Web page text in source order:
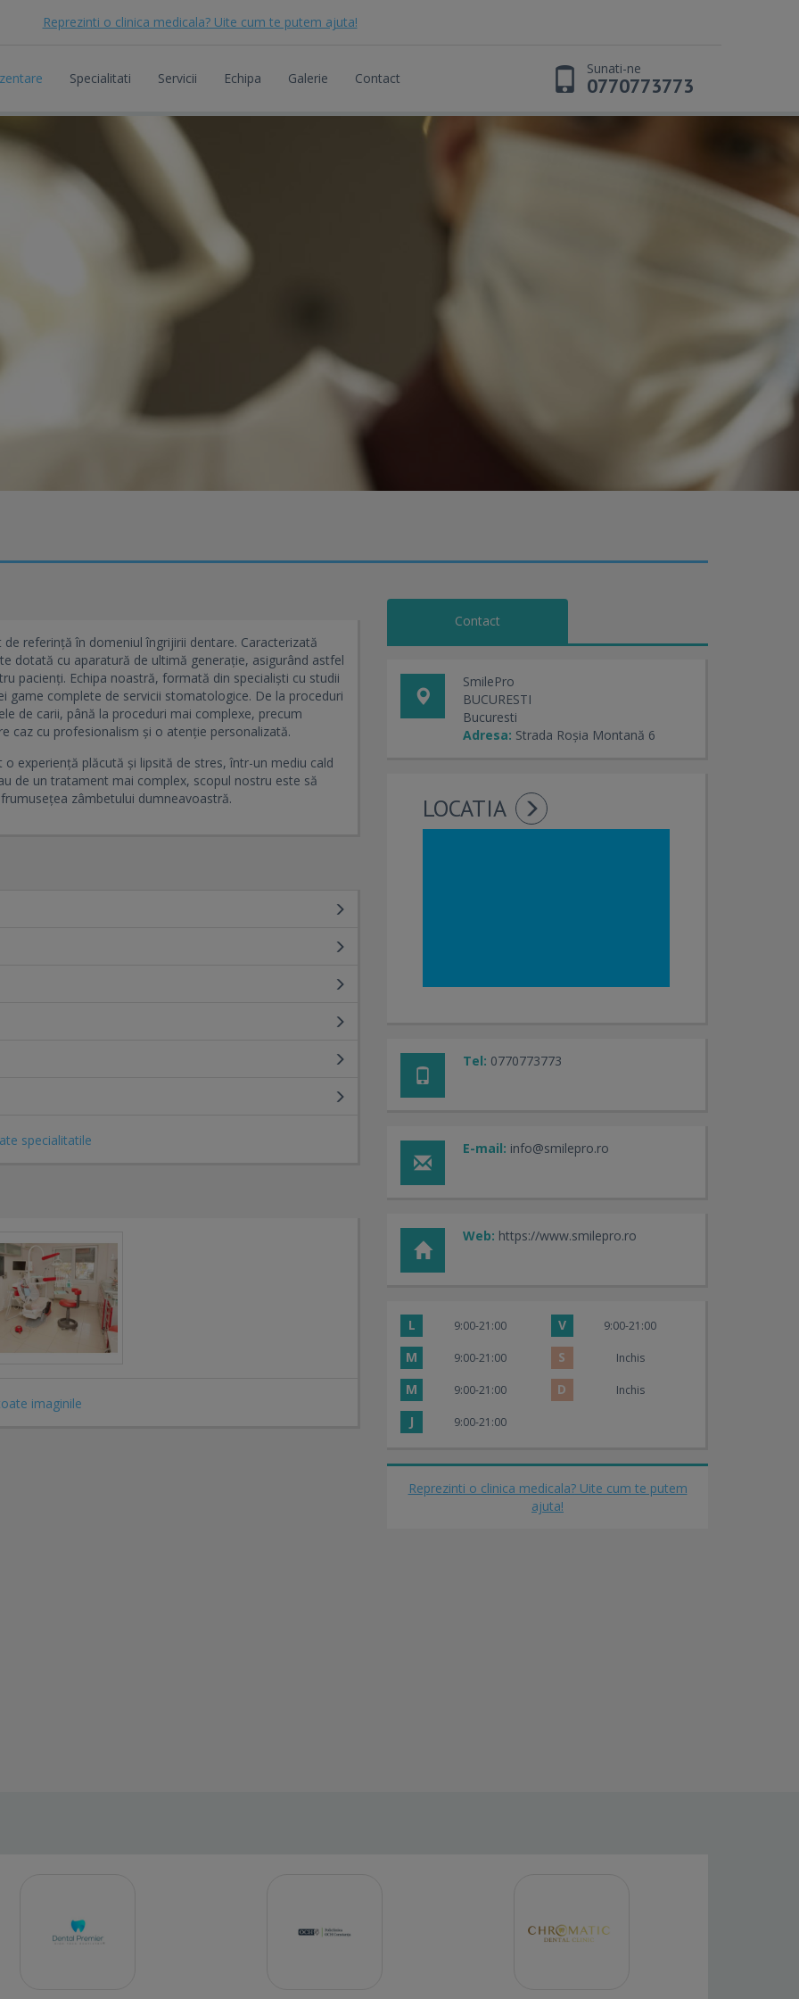
Reprezinti o clinica medicala? Uite cum te putem ajuta!
Specialitati Servicii Echipa Galerie Contact
Sunati-ne
0770773773
referință în domeniul îngrijirii dentare. Caracterizată
dotată cu aparatură de ultimă generație, asigurând astfel
pacienți. Echipa noastră, formată din specialiști cu studii
game complete de servicii stomatologice. De la proceduri
de carii, până la proceduri mai complexe, precum
caz cu profesionalism și o atenție personalizată.
experiență plăcută și lipsită de stres, într-un mediu cald
de un tratament mai complex, scopul nostru este să
zâmbetului dumneavoastră.
specialitatile
imaginile
Contact
SmilePro
BUCURESTI
Bucuresti
Adresa: Strada Roșia Montană 6
LOCATIA
Tel: 0770773773
E-mail: info@smilepro.ro
Web: https://www.smilepro.ro
L 9:00-21:00 V 9:00-21:00
M 9:00-21:00 S Inchis
M 9:00-21:00 D Inchis
J 9:00-21:00
Reprezinti o clinica medicala? Uite cum te putem
ajuta!